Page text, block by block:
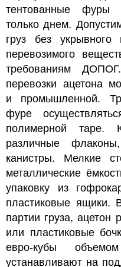
тентованные фуры
только днем.
груз без
перевозимого
требованиям
перевозки ацетона
и промышленной.
фуре
полимерной таре.
различные
канистры. Мелкие
металлические
упаковку из
пластиковые ящики.
партии груза, ацетон
или пластиковые
евро-кубы
устанавливают на